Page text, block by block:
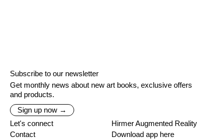
Subscribe to our newsletter
Get monthly news about new art books, exclusive offers
and products.
Sign up now →
Let's connect
Contact
Hirmer Augmented Reality
Download app here